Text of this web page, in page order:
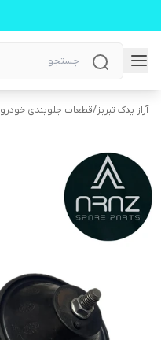
آراز یدک تبریز/قطعات جلوبندی خودرو